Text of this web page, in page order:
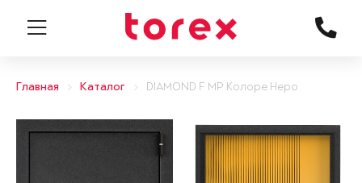
Главная Каталог DIAMOND F MP Колоре Неро